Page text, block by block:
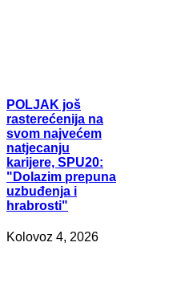
POLJAK još
rasterećenija na
svom najvećem
natjecanju
karijere, SPU20:
"Dolazim prepuna
uzbuđenja i
hrabrosti"
Kolovoz 4, 2026